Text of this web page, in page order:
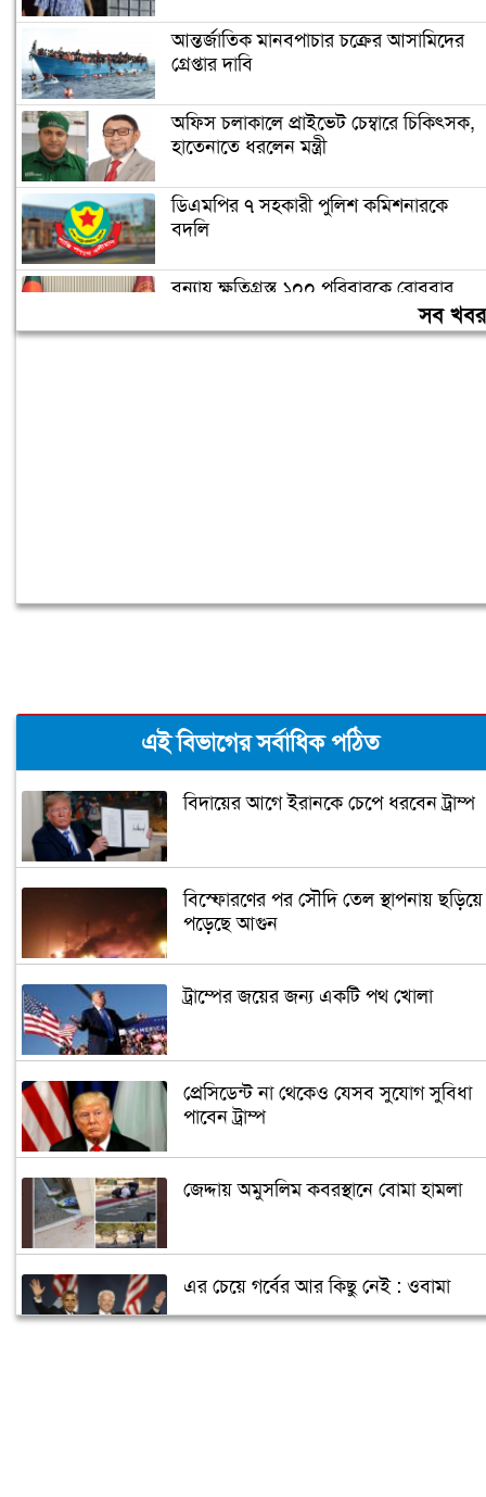
আন্তর্জাতিক মানবপাচার চক্রের আসামিদের
গ্রেপ্তার দাবি
অফিস চলাকালে প্রাইভেট চেম্বারে চিকিৎসক,
হাতেনাতে ধরলেন মন্ত্রী
ডিএমপির ৭ সহকারী পুলিশ কমিশনারকে
বদলি
বন্যায় ক্ষতিগ্রস্ত ১০০ পরিবারকে রোববার
সব
এই বিভাগের সর্বাধিক পঠিত
বিদায়ের আগে ইরানকে চেপে ধরবেন ট্রাম্প
বিস্ফোরণের পর সৌদি তেল স্থাপনায় ছড়িয়ে
পড়েছে আগুন
ট্রাম্পের জয়ের জন্য একটি পথ খোলা
প্রেসিডেন্ট না থেকেও যেসব সুযোগ সুবিধা
পাবেন ট্রাম্প
জেদ্দায় অমুসলিম কবরস্থানে বোমা হামলা
এর চেয়ে গর্বের আর কিছু নেই : ওবামা